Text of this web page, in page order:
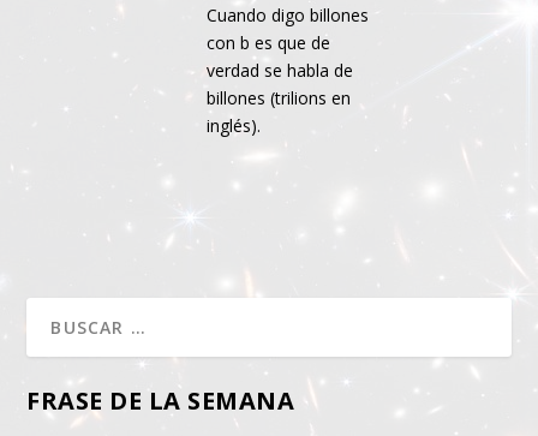
Cuando digo billones
con b es que de
verdad se habla de
billones (trilions en
inglés).
FRASE DE LA SEMANA